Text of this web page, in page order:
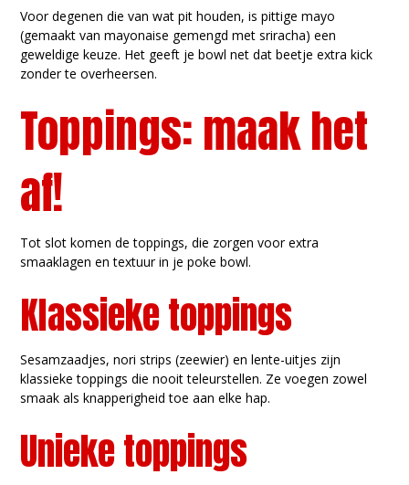
Voor degenen die van wat pit houden, is pittige mayo
(gemaakt van mayonaise gemengd met sriracha) een
geweldige keuze. Het geeft je bowl net dat beetje extra kick
zonder te overheersen.
Toppings: maak het
af!
Tot slot komen de toppings, die zorgen voor extra
smaaklagen en textuur in je poke bowl.
Klassieke toppings
Sesamzaadjes, nori strips (zeewier) en lente-uitjes zijn
klassieke toppings die nooit teleurstellen. Ze voegen zowel
smaak als knapperigheid toe aan elke hap.
Unieke toppings